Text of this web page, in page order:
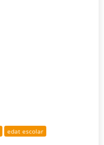
edat escolar